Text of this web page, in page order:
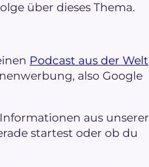
über dieses Thema.
Podcast aus der Welt
also Google
aus unserer
startest oder ob du